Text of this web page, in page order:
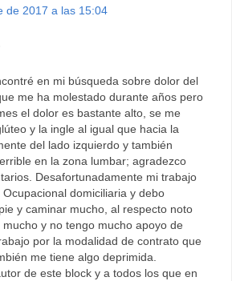
de 2017 a las 15:04
en mi búsqueda sobre dolor del
me ha molestado durante años pero
el dolor es bastante alto, se me
y la ingle al igual que hacia la
del lado izquierdo y también
en la zona lumbar; agradezco
Desafortunadamente mi trabajo
domiciliaria y debo
y caminar mucho, al respecto noto
y no tengo mucho apoyo de
por la modalidad de contrato que
me tiene algo deprimida.
de este block y a todos los que en